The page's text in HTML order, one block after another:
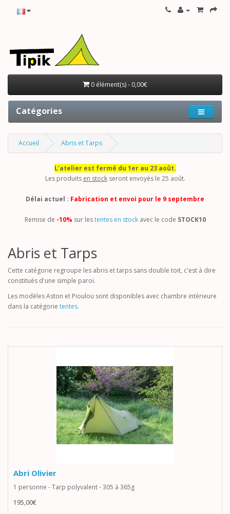
0 élément(s) - 0,00€
Catégories
Accueil Abris et Tarps
L’atelier est fermé du 1er au 23 août.
Les produits en stockseront envoyés le 25 août.
Délai actuel : Fabrication et envoi pour le 9 septembre
Remise de -10% sur lestentes en stockavec le code STOCK10
Abris et Tarps
Cette catégorie regroupe les abris et tarps sans double toit, c'est à dire
constitués d'une simple paroi.
Les modèles Aston et Pioulou sont disponibles avec chambre intérieure
dans la catégorie tentes.
Abri Olivier
1 personne - Tarp polyvalent - 305 à 365g
195,00€